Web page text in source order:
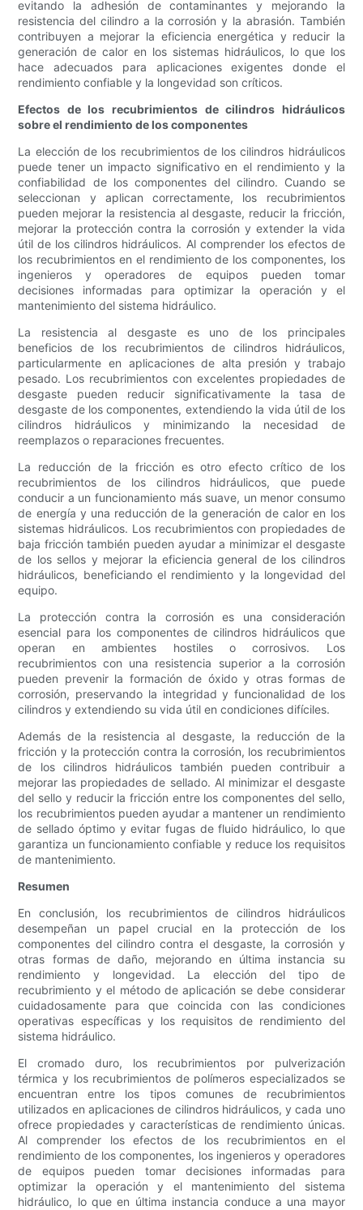
evitando la adhesión de contaminantes y mejorando la
resistencia del cilindro a la corrosión y la abrasión. También
contribuyen a mejorar la eficiencia energética y reducir la
generación de calor en los sistemas hidráulicos, lo que los
hace adecuados para aplicaciones exigentes donde el
rendimiento confiable y la longevidad son críticos.
Efectos de los recubrimientos de cilindros hidráulicos
sobre el rendimiento de los componentes
La elección de los recubrimientos de los cilindros hidráulicos
puede tener un impacto significativo en el rendimiento y la
confiabilidad de los componentes del cilindro. Cuando se
seleccionan y aplican correctamente, los recubrimientos
pueden mejorar la resistencia al desgaste, reducir la fricción,
mejorar la protección contra la corrosión y extender la vida
útil de los cilindros hidráulicos. Al comprender los efectos de
los recubrimientos en el rendimiento de los componentes, los
ingenieros y operadores de equipos pueden tomar
decisiones informadas para optimizar la operación y el
mantenimiento del sistema hidráulico.
La resistencia al desgaste es uno de los principales
beneficios de los recubrimientos de cilindros hidráulicos,
particularmente en aplicaciones de alta presión y trabajo
pesado. Los recubrimientos con excelentes propiedades de
desgaste pueden reducir significativamente la tasa de
desgaste de los componentes, extendiendo la vida útil de los
cilindros hidráulicos y minimizando la necesidad de
reemplazos o reparaciones frecuentes.
La reducción de la fricción es otro efecto crítico de los
recubrimientos de los cilindros hidráulicos, que puede
conducir a un funcionamiento más suave, un menor consumo
de energía y una reducción de la generación de calor en los
sistemas hidráulicos. Los recubrimientos con propiedades de
baja fricción también pueden ayudar a minimizar el desgaste
de los sellos y mejorar la eficiencia general de los cilindros
hidráulicos, beneficiando el rendimiento y la longevidad del
equipo.
La protección contra la corrosión es una consideración
esencial para los componentes de cilindros hidráulicos que
operan en ambientes hostiles o corrosivos. Los
recubrimientos con una resistencia superior a la corrosión
pueden prevenir la formación de óxido y otras formas de
corrosión, preservando la integridad y funcionalidad de los
cilindros y extendiendo su vida útil en condiciones difíciles.
Además de la resistencia al desgaste, la reducción de la
fricción y la protección contra la corrosión, los recubrimientos
de los cilindros hidráulicos también pueden contribuir a
mejorar las propiedades de sellado. Al minimizar el desgaste
del sello y reducir la fricción entre los componentes del sello,
los recubrimientos pueden ayudar a mantener un rendimiento
de sellado óptimo y evitar fugas de fluido hidráulico, lo que
garantiza un funcionamiento confiable y reduce los requisitos
de mantenimiento.
Resumen
En conclusión, los recubrimientos de cilindros hidráulicos
desempeñan un papel crucial en la protección de los
componentes del cilindro contra el desgaste, la corrosión y
otras formas de daño, mejorando en última instancia su
rendimiento y longevidad. La elección del tipo de
recubrimiento y el método de aplicación se debe considerar
cuidadosamente para que coincida con las condiciones
operativas específicas y los requisitos de rendimiento del
sistema hidráulico.
El cromado duro, los recubrimientos por pulverización
térmica y los recubrimientos de polímeros especializados se
encuentran entre los tipos comunes de recubrimientos
utilizados en aplicaciones de cilindros hidráulicos, y cada uno
ofrece propiedades y características de rendimiento únicas.
Al comprender los efectos de los recubrimientos en el
rendimiento de los componentes, los ingenieros y operadores
de equipos pueden tomar decisiones informadas para
optimizar la operación y el mantenimiento del sistema
hidráulico, lo que en última instancia conduce a una mayor